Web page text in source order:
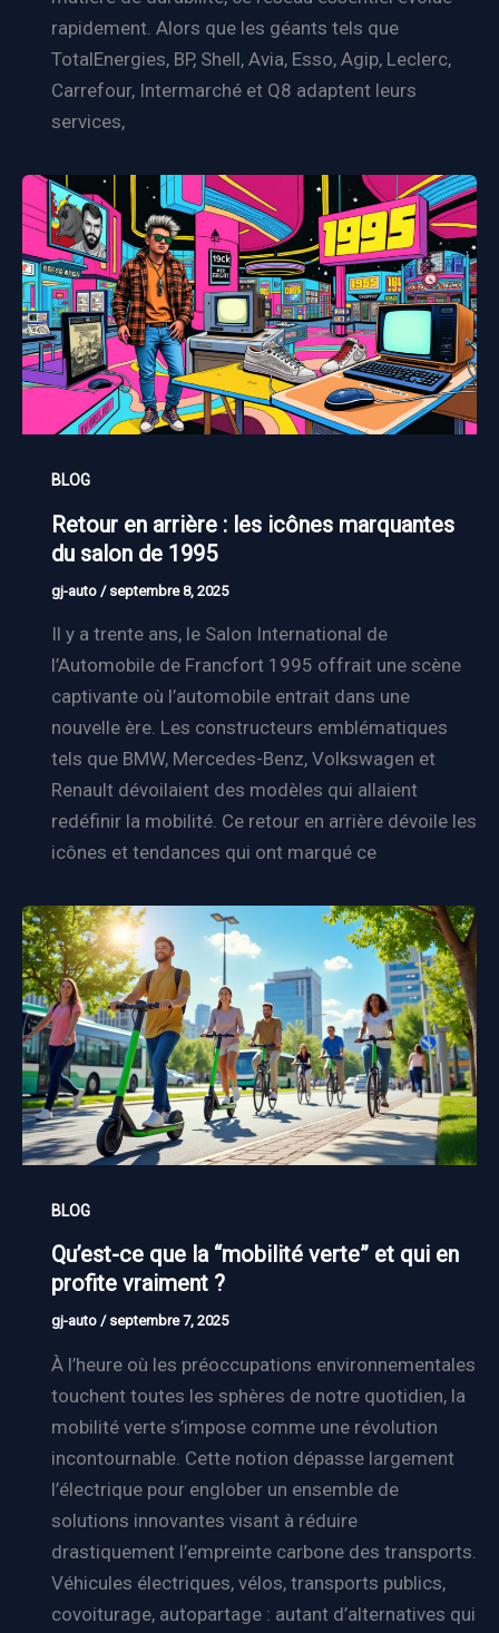
rapidement. Alors que les géants tels que
TotalEnergies, BP, Shell, Avia, Esso, Agip, Leclerc,
Carrefour, Intermarché et Q8 adaptent leurs
services,
BLOG
Retour en arrière : les icônes marquantes
du salon de 1995
gj-auto / septembre 8, 2025
Il y a trente ans, le Salon International de
l’Automobile de Francfort 1995 offrait une scène
captivante où l’automobile entrait dans une
nouvelle ère. Les constructeurs emblématiques
tels que BMW, Mercedes-Benz, Volkswagen et
Renault dévoilaient des modèles qui allaient
redéfinir la mobilité. Ce retour en arrière dévoile les
icônes et tendances qui ont marqué ce
BLOG
Qu’est-ce que la “mobilité verte” et qui en
profite vraiment ?
gj-auto / septembre 7, 2025
À l’heure où les préoccupations environnementales
touchent toutes les sphères de notre quotidien, la
mobilité verte s’impose comme une révolution
incontournable. Cette notion dépasse largement
l’électrique pour englober un ensemble de
solutions innovantes visant à réduire
drastiquement l’empreinte carbone des transports.
Véhicules électriques, vélos, transports publics,
covoiturage, autopartage : autant d’alternatives qui